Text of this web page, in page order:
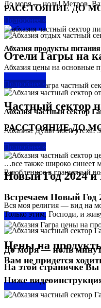
РАССТОЯНИЕ ДО
Подробнее »
Отели Гагры на
Частный сектор
РАССТОЯНИЕ ДО
Подробнее »
Новый Год 2024 и
Встречаем Новый Год
Подробнее »
Цены на
На этой страничке Вы
Подробнее »
До моря — ноль! Метров.
Подробнее »
Абхазия продукты
Абхазия цены на основные
Подробнее »
Абхазия частный сектор
Абхазия! Души моей утеха!
Подробнее »
…все также широко синеет
Влюбленное в гранитный
Вся моя религия — вид на
Только этим, Господи, и
До моря — ноль
Вам не придется
Ниже